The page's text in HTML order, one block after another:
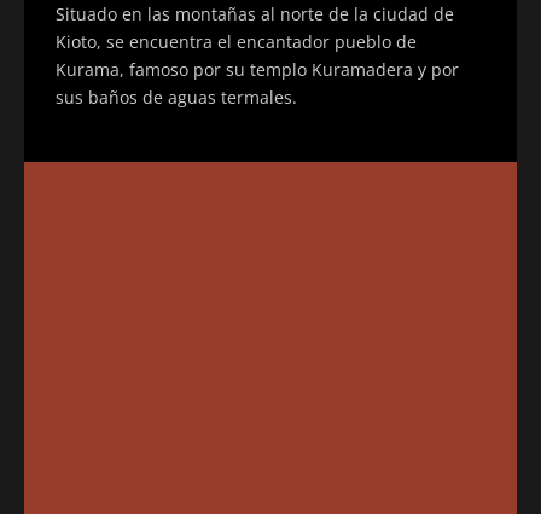
Situado en las montañas al norte de la ciudad de
Kioto, se encuentra el encantador pueblo de
Kurama, famoso por su templo Kuramadera y por
sus baños de aguas termales.